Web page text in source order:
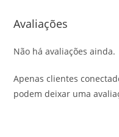
Avaliações
Não há avaliações ainda.
Apenas clientes
podem deixar uma